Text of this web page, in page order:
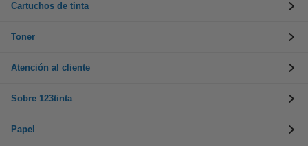
Cartuchos de tinta
Toner
Atención al cliente
Sobre 123tinta
Papel